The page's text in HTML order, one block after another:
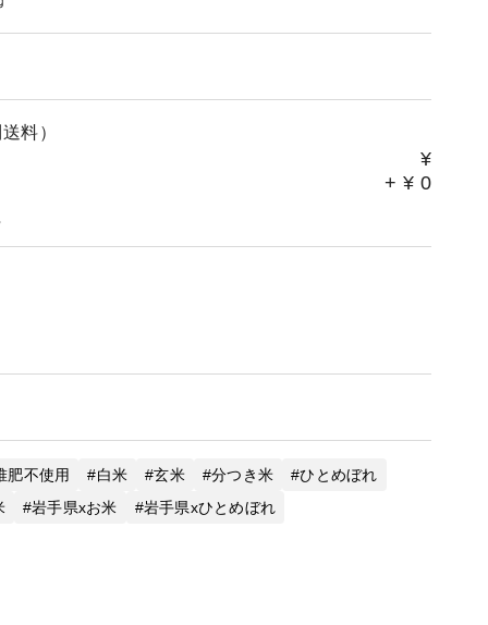
料）
¥
+ ¥ 0
肥不使用 白米 玄米 分つき米
ひとめぼれ
岩手県xお米 岩手県xひとめぼれ